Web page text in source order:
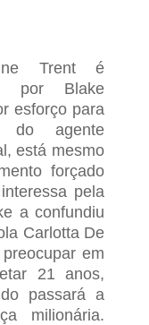
Trent é
por Blake
esforço para
do agente
está mesmo
forçado
pela
a confundiu
Carlotta De
em
21 anos,
passará a
milionária.